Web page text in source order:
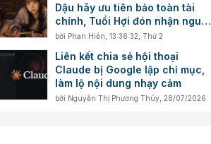
Dậu hãy ưu tiên bảo toàn tài
chính, Tuổi Hợi đón nhận nguồn
cảm hứng trong công việc
bởi Phan Hiền 13:36:32, Thứ 2
Liên kết chia sẻ hội thoại
Claude bị Google lập chỉ mục,
làm lộ nội dung nhạy cảm
bởi Nguyễn Thị Phương Thúy 28/07/2026